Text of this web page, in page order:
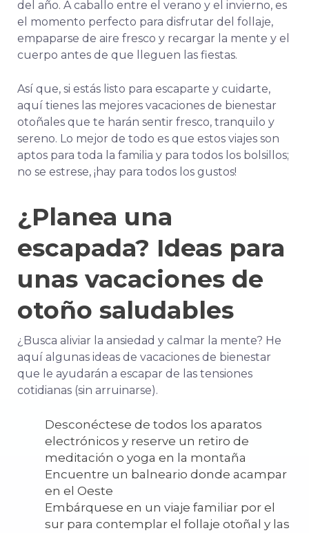
del año. A caballo entre el verano y el invierno, es
el momento perfecto para disfrutar del follaje,
empaparse de aire fresco y recargar la mente y el
cuerpo antes de que lleguen las fiestas.
Así que, si estás listo para escaparte y cuidarte,
aquí tienes las mejores vacaciones de bienestar
otoñales que te harán sentir fresco, tranquilo y
sereno. Lo mejor de todo es que estos viajes son
aptos para toda la familia y para todos los bolsillos;
no se estrese, ¡hay para todos los gustos!
¿Planea una
escapada? Ideas para
unas vacaciones de
otoño saludables
¿Busca aliviar la ansiedad y calmar la mente? He
aquí algunas ideas de vacaciones de bienestar
que le ayudarán a escapar de las tensiones
cotidianas (sin arruinarse).
Desconéctese de todos los aparatos
electrónicos y reserve un retiro de
meditación o yoga en la montaña
Encuentre un balneario donde acampar
en el Oeste
Embárquese en un viaje familiar por el
sur para contemplar el follaje otoñal y las